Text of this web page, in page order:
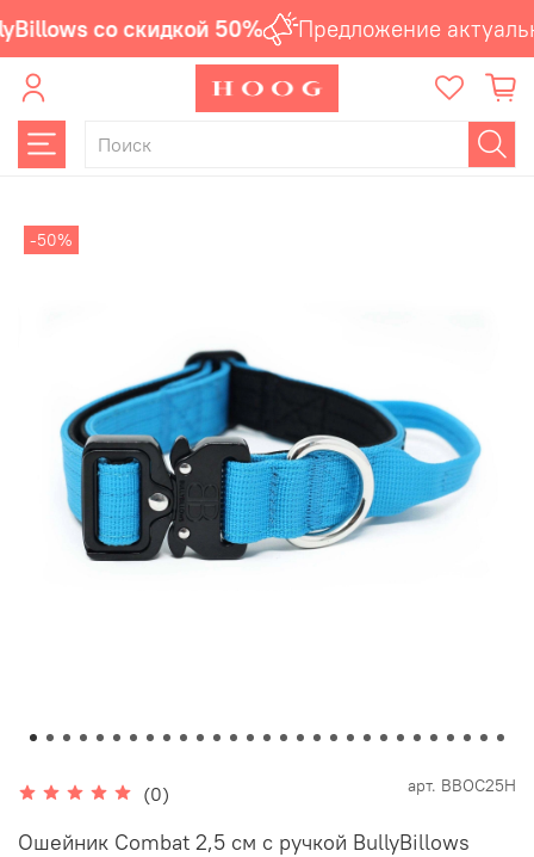
со скидкой 50% Предложение
-50%
(0) арт. BBOC25H
Ошейник Combat 2,5 см с ручкой BullyBillows